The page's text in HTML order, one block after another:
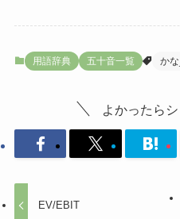
用語辞典 五十音一覧 か
よかったら
EV/EBIT